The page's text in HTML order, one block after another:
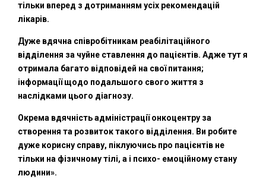
тільки вперед з дотриманням усіх рекомендацій
лікарів.
Дуже вдячна співробітникам реабілітаційного
відділення за чуйне ставлення до пацієнтів. Адже тут я
отримала багато відповідей на свої питання;
інформації щодо подальшого свого життя з
наслідками цього діагнозу.
Окрема вдячність адміністрації онкоцентру за
створення та розвиток такого відділення. Ви робите
дуже корисну справу, піклуючись про пацієнтів не
тільки на фізичному тілі, а і психо- емоційному стану
людини».